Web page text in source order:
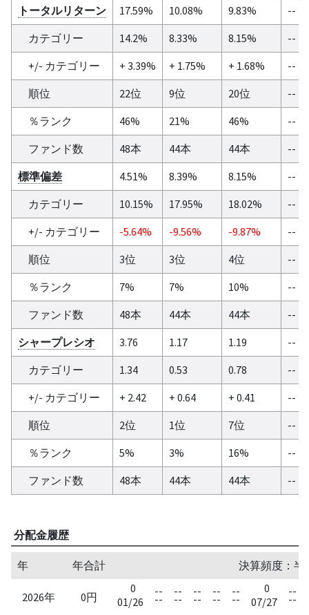
トータルリターン
17.59% 10.08% 9.83%
--
カテゴリー
14.2% 8.33% 8.15%
--
+/- カテゴリー
+ 3.39% + 1.75% + 1.68%
--
順位
22位 9位 20位
--
％ランク
46% 21% 46%
--
ファンド数
48本 44本 44本
--
標準偏差
4.51% 8.39% 8.15%
--
カテゴリー
10.15% 17.95% 18.02%
--
+/- カテゴリー
-5.64% -9.56% -9.87%
--
順位
3位 3位 4位
--
％ランク
7% 7% 10%
--
ファンド数
48本 44本 44本
--
シャープレシオ
3.76 1.17 1.19
--
カテゴリー
1.34 0.53 0.78
--
+/- カテゴリー
+ 2.42 + 0.64 + 0.41
--
順位
2位 1位 7位
--
％ランク
5% 3% 16%
--
ファンド数
48本 44本 44本 --
分配金履歴
年 年合計 決算頻度：半
2026年 0円
0
01/26
--
--
--
--
--
--
--
--
--
--
0
07/27
--
--